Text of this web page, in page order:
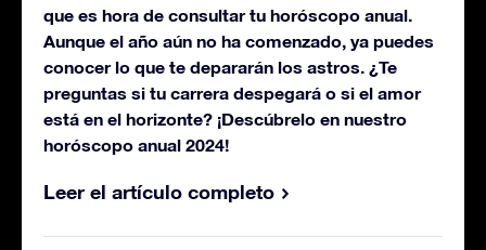
que es hora de consultar tu horóscopo anual.
Aunque el año aún no ha comenzado, ya puedes
conocer lo que te depararán los astros. ¿Te
preguntas si tu carrera despegará o si el amor
está en el horizonte? ¡Descúbrelo en nuestro
horóscopo anual 2024!
Leer el artículo completo